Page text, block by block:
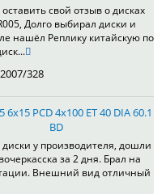
свой отзыв о дисках
Долго выбирал диски и
нашёл Реплику китайскую по
328
6x15 PCD 4x100 ET 40 DIA 60.1
BD
диски у производителя, дошли
за 2 дня. Брал на
Внешний вид отличный